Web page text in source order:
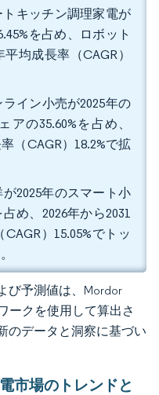
キッチン調理家電が
を占め、ロボット
均成長率（CAGR）
イン小売が2025年の
の35.60%を占め、
（CAGR）18.2%で拡
2025年のスマート小
め、2026年から2031
）15.05%でトッ
び予測値は、Mordor
ークを使用して算出さ
のデータと洞察に基づい
市場のトレンドと